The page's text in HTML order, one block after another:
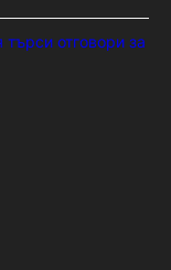
отговори за